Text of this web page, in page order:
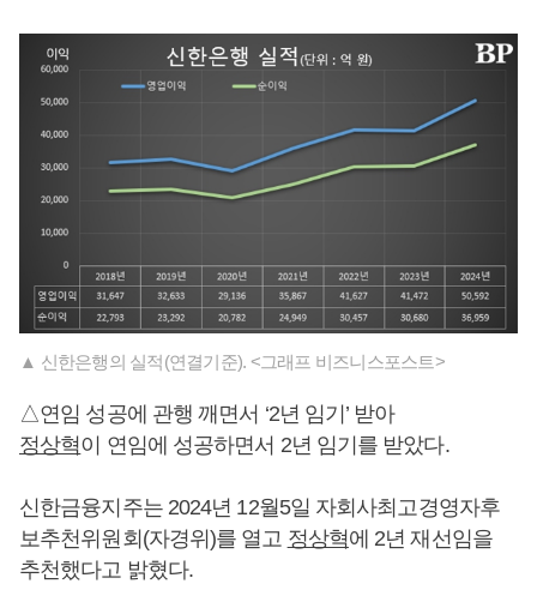
▲ 신한은행의 실적(연결기준). <그래프 비즈니스포스트>
△연임 성공에 관행 깨면서 ‘2년 임기’ 받아
정상혁이 연임에 성공하면서 2년 임기를 받았다.
신한금융지주는 2024년 12월5일 자회사최고경영자후
보추천위원회(자경위)를 열고 정상혁에 2년 재선임을
추천했다고 밝혔다.